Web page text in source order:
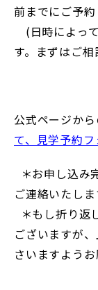
前までにご予約
(日時によっ
す。まずはご
公式ページから
て、見学予約フ
＊お申し込み
ご連絡いたしま
＊もし折り返
ございますが
さいますようお